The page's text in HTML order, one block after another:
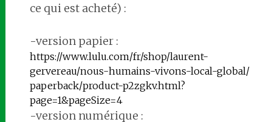
ce qui est acheté) :
-version papier :
https://www.lulu.com/fr/shop/laurent-
gervereau/nous-humains-vivons-local-global/
paperback/product-p2zgkv.html?
page=1&pageSize=4
-version numérique :